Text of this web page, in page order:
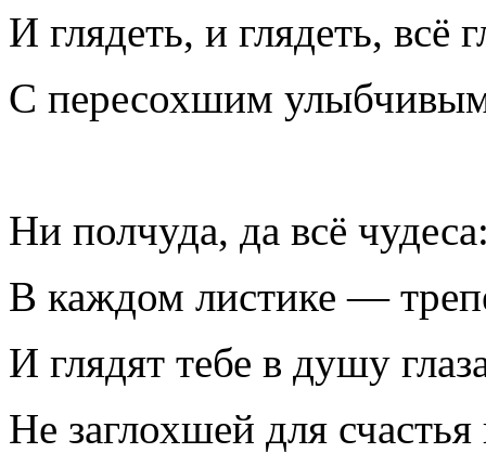
И глядеть, и глядеть, всё
С пересохшим
Ни полчуда, да всё
В каждом листике —
И глядят тебе в душу
Не заглохшей для